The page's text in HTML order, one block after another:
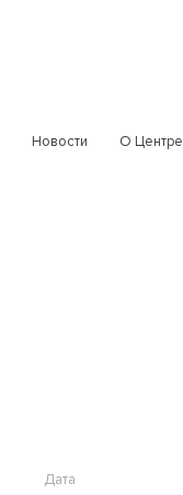
Новости О Центре
Дата